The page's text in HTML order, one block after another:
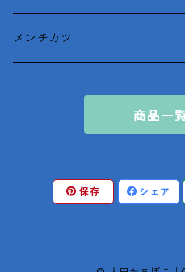
メンチカツ
商品一
保存 シェア